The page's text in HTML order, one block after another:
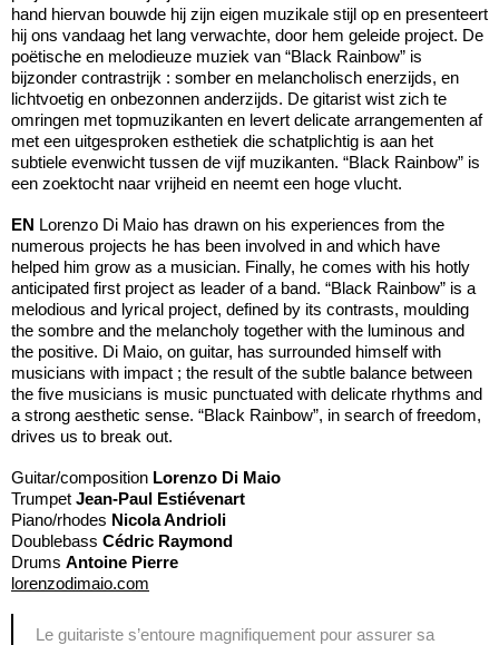
hand hiervan bouwde hij zijn eigen muzikale stijl op en presenteert
hij ons vandaag het lang verwachte, door hem geleide project. De
poëtische en melodieuze muziek van “Black Rainbow” is
bijzonder contrastrijk : somber en melancholisch enerzijds, en
lichtvoetig en onbezonnen anderzijds. De gitarist wist zich te
omringen met topmuzikanten en levert delicate arrangementen af
met een uitgesproken esthetiek die schatplichtig is aan het
subtiele evenwicht tussen de vijf muzikanten. “Black Rainbow” is
een zoektocht naar vrijheid en neemt een hoge vlucht.
EN Lorenzo Di Maio has drawn on his experiences from the
numerous projects he has been involved in and which have
helped him grow as a musician. Finally, he comes with his hotly
anticipated first project as leader of a band. “Black Rainbow” is a
melodious and lyrical project, defined by its contrasts, moulding
the sombre and the melancholy together with the luminous and
the positive. Di Maio, on guitar, has surrounded himself with
musicians with impact ; the result of the subtle balance between
the five musicians is music punctuated with delicate rhythms and
a strong aesthetic sense. “Black Rainbow”, in search of freedom,
drives us to break out.
Guitar/composition Lorenzo Di Maio
Trumpet Jean-Paul Estiévenart
Piano/rhodes Nicola Andrioli
Doublebass Cédric Raymond
Drums Antoine Pierre
lorenzodimaio.com
Le guitariste s’entoure magnifiquement pour assurer sa